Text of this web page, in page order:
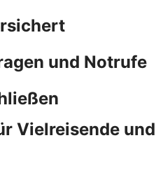
und Notrufe
Vielreisende und